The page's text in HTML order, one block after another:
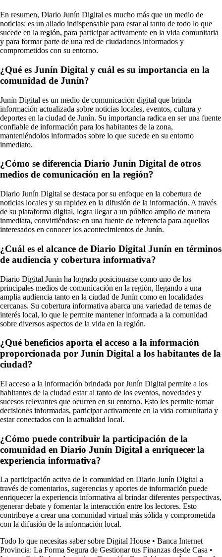
En resumen, Diario Junín Digital es mucho más que un medio de
noticias: es un aliado indispensable para estar al tanto de todo lo que
sucede en la región, para participar activamente en la vida comunitaria
y para formar parte de una red de ciudadanos informados y
comprometidos con su entorno.
¿Qué es Junín Digital y cuál es su importancia en la
comunidad de Junín?
Junín Digital es un medio de comunicación digital que brinda
información actualizada sobre noticias locales, eventos, cultura y
deportes en la ciudad de Junín. Su importancia radica en ser una fuente
confiable de información para los habitantes de la zona,
manteniéndolos informados sobre lo que sucede en su entorno
inmediato.
¿Cómo se diferencia Diario Junín Digital de otros
medios de comunicación en la región?
Diario Junín Digital se destaca por su enfoque en la cobertura de
noticias locales y su rapidez en la difusión de la información. A través
de su plataforma digital, logra llegar a un público amplio de manera
inmediata, convirtiéndose en una fuente de referencia para aquellos
interesados en conocer los acontecimientos de Junín.
¿Cuál es el alcance de Diario Digital Junín en términos
de audiencia y cobertura informativa?
Diario Digital Junín ha logrado posicionarse como uno de los
principales medios de comunicación en la región, llegando a una
amplia audiencia tanto en la ciudad de Junín como en localidades
cercanas. Su cobertura informativa abarca una variedad de temas de
interés local, lo que le permite mantener informada a la comunidad
sobre diversos aspectos de la vida en la región.
¿Qué beneficios aporta el acceso a la información
proporcionada por Junín Digital a los habitantes de la
ciudad?
El acceso a la información brindada por Junín Digital permite a los
habitantes de la ciudad estar al tanto de los eventos, novedades y
sucesos relevantes que ocurren en su entorno. Esto les permite tomar
decisiones informadas, participar activamente en la vida comunitaria y
estar conectados con la actualidad local.
¿Cómo puede contribuir la participación de la
comunidad en Diario Junín Digital a enriquecer la
experiencia informativa?
La participación activa de la comunidad en Diario Junín Digital a
través de comentarios, sugerencias y aportes de información puede
enriquecer la experiencia informativa al brindar diferentes perspectivas,
generar debate y fomentar la interacción entre los lectores. Esto
contribuye a crear una comunidad virtual más sólida y comprometida
con la difusión de la información local.
Todo lo que necesitas saber sobre Digital House • Banca Internet
Provincia: La Forma Segura de Gestionar tus Finanzas desde Casa •